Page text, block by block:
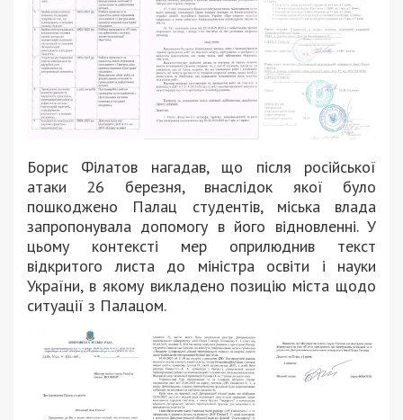
Борис Філатов нагадав, що після російської
атаки 26 березня, внаслідок якої було
пошкоджено Палац студентів, міська влада
запропонувала допомогу в його відновленні. У
цьому контексті мер оприлюднив текст
відкритого листа до міністра освіти і науки
України, в якому викладено позицію міста щодо
ситуації з Палацом.